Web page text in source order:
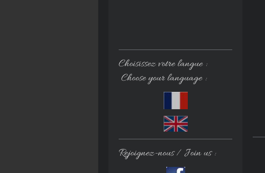
Choisissez votre langue :
Choose your language :
Rejoignez-nous / Join us :